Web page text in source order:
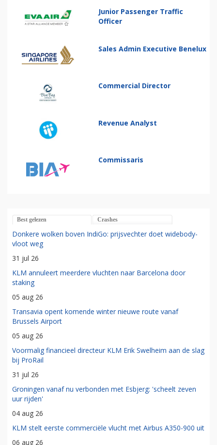
Junior Passenger Traffic
Officer
Sales Admin Executive Benelux
Commercial Director
Revenue Analyst
Commissaris
Best gelezen Crashes
Donkere wolken boven IndiGo: prijsvechter doet widebody-
vloot weg
31 jul 26
KLM annuleert meerdere vluchten naar Barcelona door
staking
05 aug 26
Transavia opent komende winter nieuwe route vanaf
Brussels Airport
05 aug 26
Voormalig financieel directeur KLM Erik Swelheim aan de slag
bij ProRail
31 jul 26
Groningen vanaf nu verbonden met Esbjerg: 'scheelt zeven
uur rijden'
04 aug 26
KLM stelt eerste commerciële vlucht met Airbus A350-900 uit
06 aug 26